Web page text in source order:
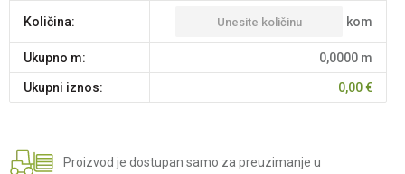
Količina: kom
Ukupno m: 0,0000 m
Ukupni iznos: 0,00€
Proizvod je dostupan samo za preuzimanje u